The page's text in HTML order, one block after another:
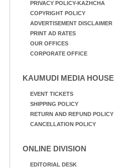
PRIVACY POLICY-KAZHCHA
COPYRIGHT POLICY
ADVERTISEMENT DISCLAIMER
PRINT AD RATES
OUR OFFICES
CORPORATE OFFICE
KAUMUDI MEDIA HOUSE
EVENT TICKETS
SHIPPING POLICY
RETURN AND REFUND POLICY
CANCELLATION POLICY
ONLINE DIVISION
EDITORIAL DESK